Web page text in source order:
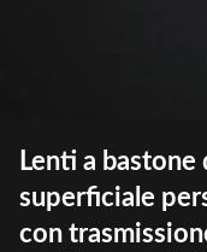
Lenti a
superficiale
con